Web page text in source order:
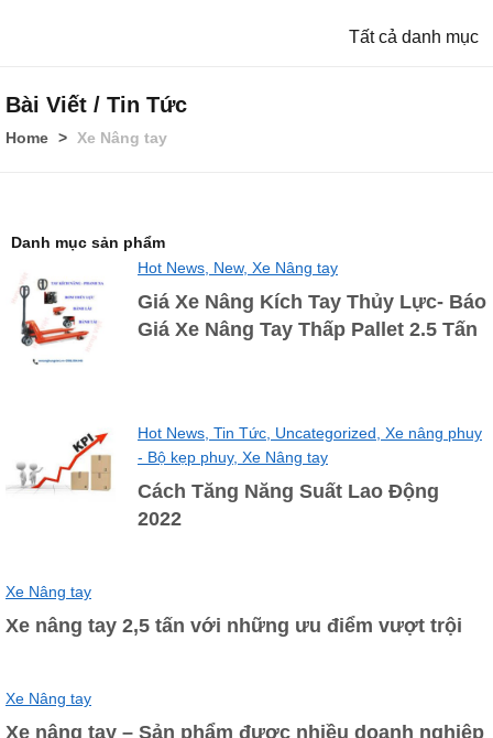
Tất cả danh mục
Bài Viết / Tin Tức
Home Xe Nâng tay
Danh mục sản phẩm
Hot News, New, Xe Nâng tay
Giá Xe Nâng Kích Tay Thủy Lực- Báo
Giá Xe Nâng Tay Thấp Pallet 2.5 Tấn
Hot News, Tin Tức, Uncategorized, Xe nâng phuy
- Bộ kẹp phuy, Xe Nâng tay
Cách Tăng Năng Suất Lao Động
2022
Xe Nâng tay
Xe nâng tay 2,5 tấn với những ưu điểm vượt trội
Xe Nâng tay
Xe nâng tay – Sản phẩm được nhiều doanh nghiệp